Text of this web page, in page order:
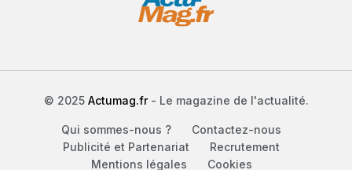
© 2025 Actumag.fr- Le magazine de l'actualité.
Qui sommes-nous ?
Contactez-nous
Publicité et Partenariat
Recrutement
Mentions légales
Cookies